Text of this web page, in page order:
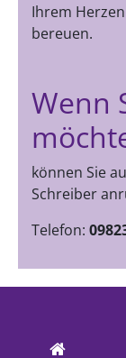
Ihrem
bereuen.
Wenn
können Sie
Schreiber
Telefon: